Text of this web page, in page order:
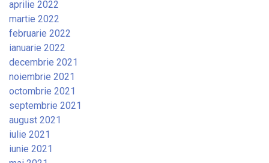
aprilie 2022
martie 2022
februarie 2022
ianuarie 2022
decembrie 2021
noiembrie 2021
octombrie 2021
septembrie 2021
august 2021
iulie 2021
iunie 2021